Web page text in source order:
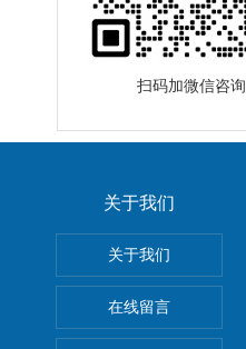
扫码加微信咨询
关于我们
关于我们
在线留言